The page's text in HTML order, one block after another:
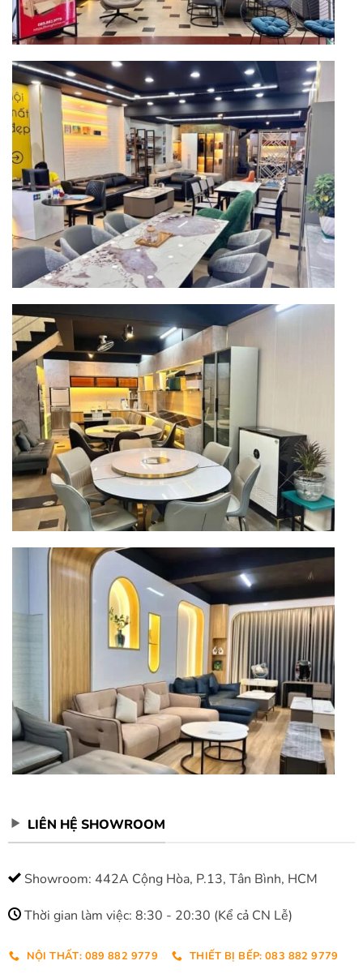
LIÊN HỆ SHOWROOM
Showroom: 442A Cộng Hòa, P.13, Tân Bình, HCM
Thời gian làm việc: 8:30 - 20:30 (Kể cả CN Lễ)
NỘI THẤT: 089 882 9779 THIẾT BỊ BẾP: 083 882 9779